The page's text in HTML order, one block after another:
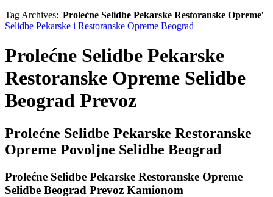
Tag Archives: 'Prolećne Selidbe Pekarske Restoranske Opreme'
Selidbe Pekarske i Restoranske Opreme Beograd
Prolećne Selidbe Pekarske
Restoranske Opreme Selidbe
Beograd Prevoz
Prolećne Selidbe Pekarske Restoranske
Opreme Povoljne Selidbe Beograd
Prolećne Selidbe Pekarske Restoranske Opreme
Selidbe Beograd Prevoz Kamionom